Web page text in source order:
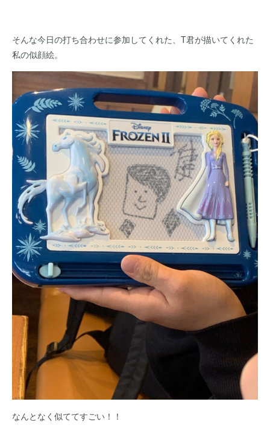
そんな今日の打ち合わせに参加してくれた、T君が描いてくれた
私の似顔絵。
なんとなく似ててすごい！！